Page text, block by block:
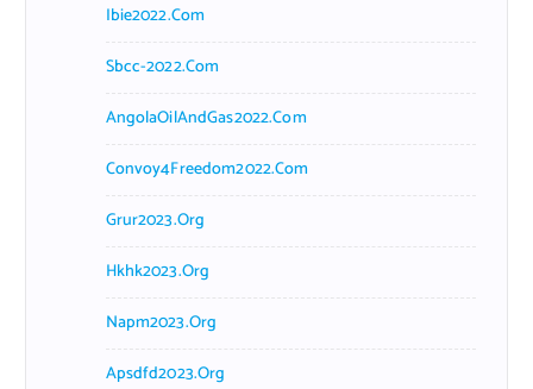
Ibie2022.com
Sbcc-2022.com
AngolaOilAndGas2022.com
Convoy4Freedom2022.com
Grur2023.org
Hkhk2023.org
Napm2023.org
Apsdfd2023.org